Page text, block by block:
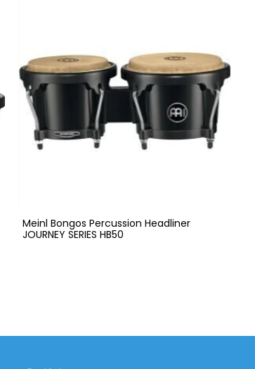
Meinl Bongos Percussion Headliner
JOURNEY SERIES HB50